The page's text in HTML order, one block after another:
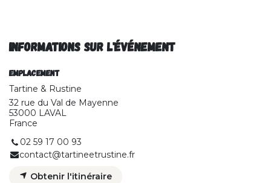
Informations sur l'événement
Emplacement
Tartine & Rustine
32 rue du Val de Mayenne
53000 LAVAL
France
02 59 17 00 93
contact@tartineetrustine.fr
Obtenir l'itinéraire